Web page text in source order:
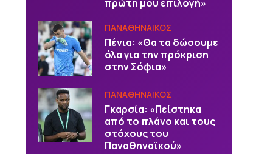
πρώτη μου επιλογή»
ΠΑΝΑΘΗΝΑΙΚΟΣ
Πένια: «Θα τα δώσουμε
όλα για την πρόκριση
στην Σόφια»
ΠΑΝΑΘΗΝΑΙΚΟΣ
Γκαρσία: «Πείστηκα
από το πλάνο και τους
στόχους του
Παναθηναϊκού»